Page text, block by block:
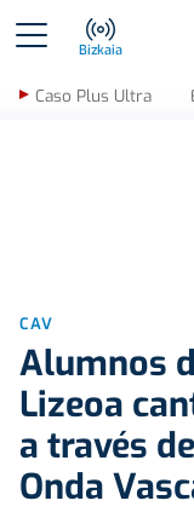
Bizkaia
Caso Plus Ultra
CAV
Alumnos
Lizeoa
a través
Onda